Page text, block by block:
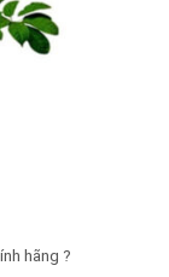
hãng ?